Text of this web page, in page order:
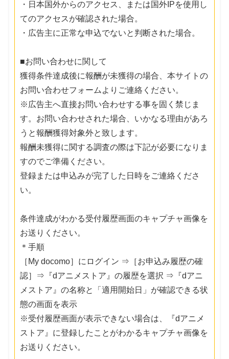
・日本国外からのアクセス、または国外IPを使用し
てのアクセスが確認された場合。
・広告主に正常な申込でないと判断された場合。
■お問い合わせに関して
獲得条件達成後に報酬が未獲得の場合、本サイトの
お問い合わせフォームよりご連絡ください。
※広告主へ直接お問い合わせする事を固く禁じま
す。お問い合わせされた場合、いかなる理由があろ
うと報酬獲得対象外と致します。
報酬未獲得に関する調査の際は下記が必要になりま
すのでご準備ください。
登録または申込みが完了した日時をご連絡くださ
い。
条件達成がわかる受付履歴画面のキャプチャ画像を
お送りください。
＊手順
［My docomo］にログイン ⇒［お申込み履歴の確
認］⇒『dアニメストア』の履歴を選択 ⇒『dアニ
メストア』の名称と「適用開始日」が確認できる状
態の画面を表示
※受付履歴画面が表示できない場合は、『dアニメ
ストア』に登録したことがわかるキャプチャ画像を
お送りください。